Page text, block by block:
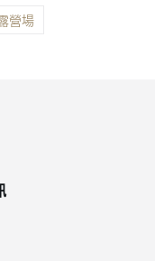
營場